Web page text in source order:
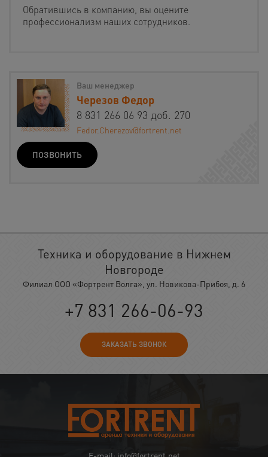
Обратившись в компанию, вы оцените
профессионализм наших сотрудников.
Ваш менеджер
Черезов Федор
8 831 266 06 93 доб. 270
Fedor.Cherezov@fortrent.net
ПОЗВОНИТЬ
Техника и оборудование в Нижнем
Новгороде
Филиал ООО «Фортрент Волга», ул. Новикова-Прибоя, д. 6
+7 831 266-06-93
ЗАКАЗАТЬ ЗВОНОК